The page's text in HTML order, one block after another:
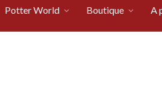
Potter World Boutique A